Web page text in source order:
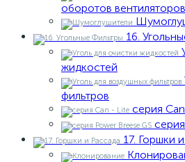
оборотов вентиляторов
16.
жидкостей
фильтров
серия
17. Горшки